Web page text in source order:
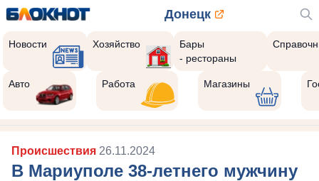
Донецк
Новости Хозяйство
Бары
- рестораны
Авто Работа Магазины
Происшествия 26.11.2024
В Мариуполе 38-летнего мужчину